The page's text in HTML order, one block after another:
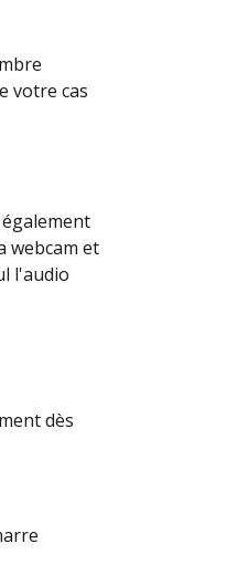
votre cas
webcam et
l'audio
dès